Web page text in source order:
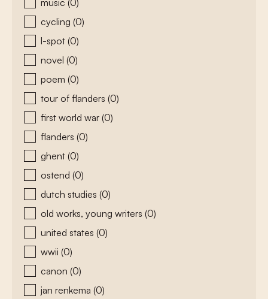
music (0)
cycling (0)
l-spot (0)
novel (0)
poem (0)
tour of flanders (0)
first world war (0)
flanders (0)
ghent (0)
ostend (0)
dutch studies (0)
old works, young writers (0)
united states (0)
wwii (0)
canon (0)
jan renkema (0)